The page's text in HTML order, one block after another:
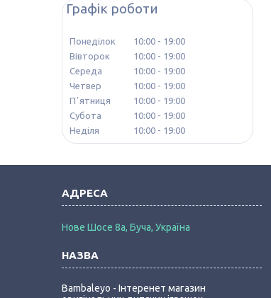
Графік роботи
Понеділок 10:00
19:00
Вівторок
10:00
19:00
Середа
10:00
19:00
Четвер
10:00
19:00
Пʼятниця
10:00
19:00
Субота
10:00
19:00
Неділя
10:00 19:00
Нове Шосе 8а, Буча, Україна
Bambaleyo - Інтеренет магазин